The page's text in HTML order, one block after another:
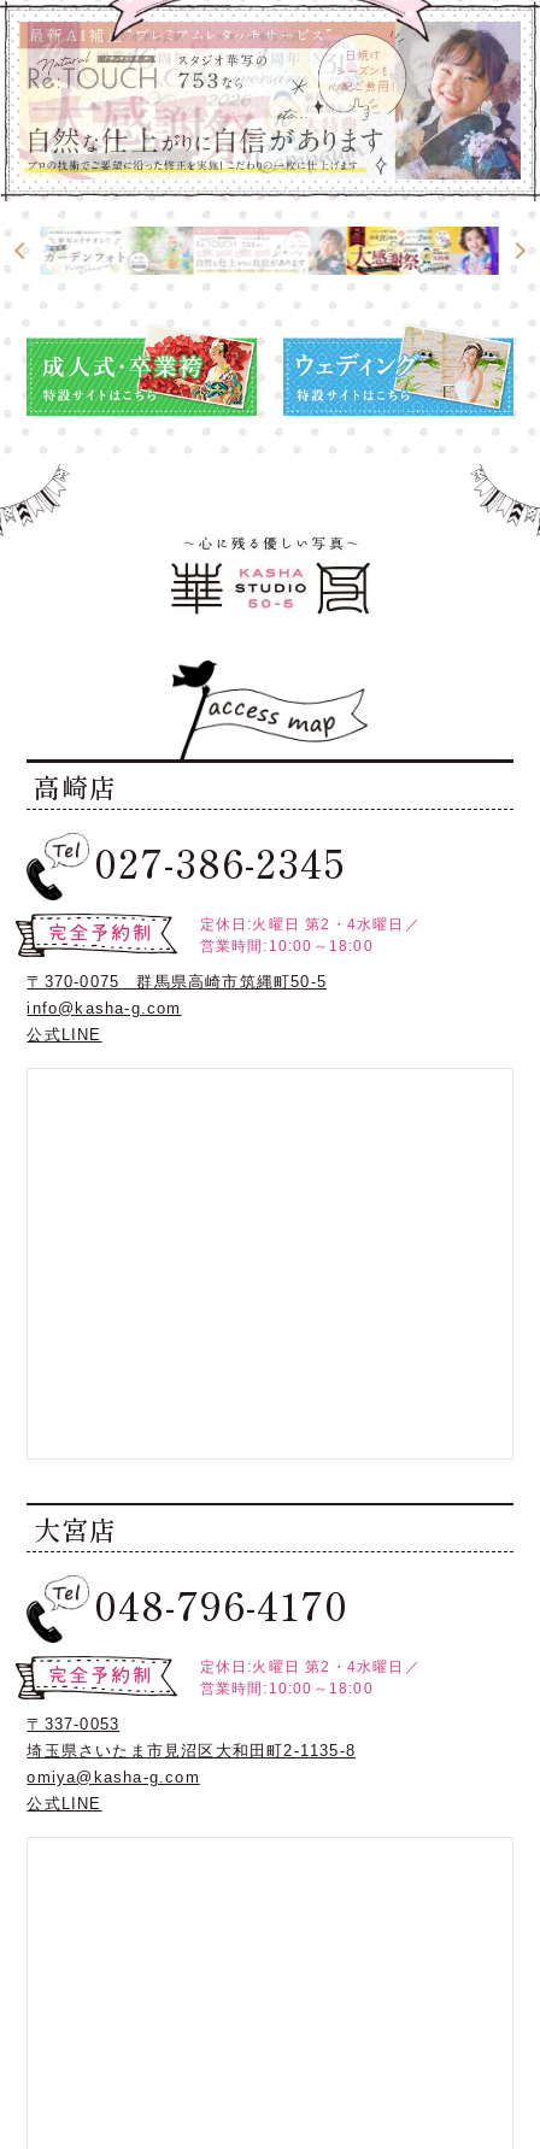
高崎店
027-386-2345
定休日:火曜日 第2・4水曜日／
営業時間:10:00～18:00
〒370-0075 群馬県高崎市筑縄町50-5
info@kasha-g.com
公式LINE
大宮店
048-796-4170
定休日:火曜日 第2・4水曜日／
営業時間:10:00～18:00
〒337-0053
埼玉県さいたま市見沼区大和田町2-1135-8
omiya@kasha-g.com
公式LINE
高崎店
大宮店
高崎店
大宮店